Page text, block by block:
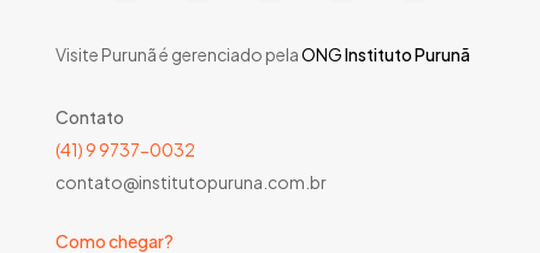
Visite Purunã é gerenciado pelaONGInstituto Purunã
Contato
(41) 9 9737-0032
contato@institutopuruna.com.br
Como chegar?